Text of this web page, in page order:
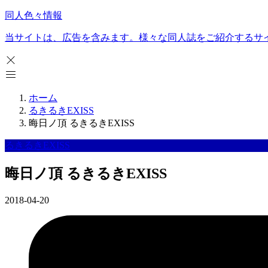
同人色々情報
当サイトは、広告を含みます。様々な同人誌をご紹介するサ
ホーム
るきるきEXISS
晦日ノ頂 るきるきEXISS
るきるきEXISS
晦日ノ頂 るきるきEXISS
2018-04-20